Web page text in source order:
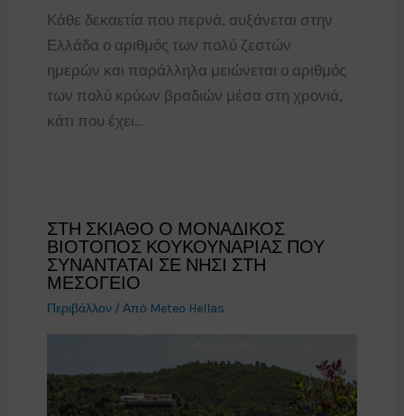
Κάθε δεκαετία που περνά, αυξάνεται στην
Ελλάδα ο αριθμός των πολύ ζεστών
ημερών και παράλληλα μειώνεται ο αριθμός
των πολύ κρύων βραδιών μέσα στη χρονιά,
κάτι που έχει…
ΣΤΗ ΣΚΙΑΘΟ Ο ΜΟΝΑΔΙΚΟΣ
ΒΙΟΤΟΠΟΣ ΚΟΥΚΟΥΝΑΡΙΑΣ ΠΟΥ
ΣΥΝΑΝΤΑΤΑΙ ΣΕ ΝΗΣΙ ΣΤΗ
ΜΕΣΟΓΕΙΟ
Περιβάλλον/ Από Meteo Hellas